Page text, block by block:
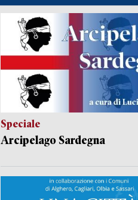
Speciale
Arcipelago Sardegna